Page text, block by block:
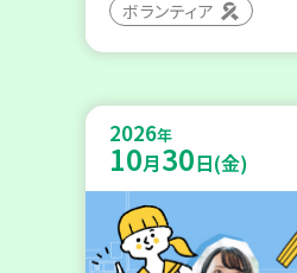
ボランティア
2026年
10月30日(金)